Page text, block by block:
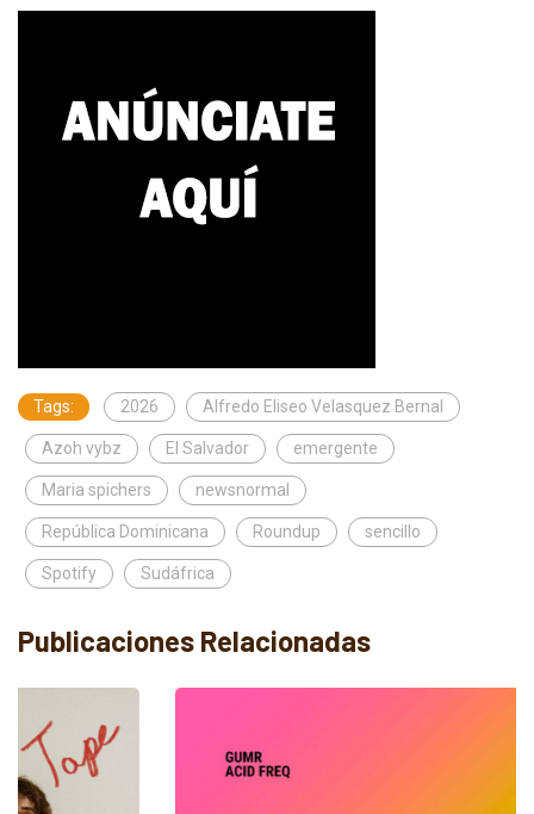
Tags: 2026 Alfredo Eliseo Velasquez Bernal
Azoh vybz El Salvador emergente
Maria spichers newsnormal
República Dominicana Roundup sencillo
Spotify Sudáfrica
Publicaciones Relacionadas